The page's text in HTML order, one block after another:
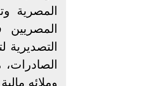
المصرية
المصريين
الصادرات،
وملائه